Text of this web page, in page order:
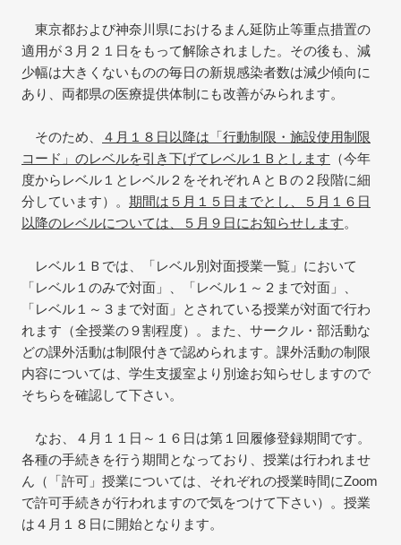
東京都および神奈川県におけるまん延防止等重点措置の
適用が３月２１日をもって解除されました。その後も、減
少幅は大きくないものの毎日の新規感染者数は減少傾向に
あり、両都県の医療提供体制にも改善がみられます。
そのため、
４月１８日以降は「行動制限・施設使用制限
コード」のレベルを引き下げてレベル１Ｂとします （今年
度からレベル１とレベル２をそれぞれＡとＢの２段階に細
分しています）。 期間は５月１５日までとし、５月１６日
以降のレベルについては、５月９日にお知らせします。
レベル１Ｂでは、「レベル別対面授業一覧」において
「レベル１のみで対面」、「レベル１～２まで対面」、
「レベル１～３まで対面」とされている授業が対面で行わ
れます（全授業の９割程度）。また、サークル・部活動な
どの課外活動は制限付きで認められます。課外活動の制限
内容については、学生支援室より別途お知らせしますので
そちらを確認して下さい。
なお、４月１１日～１６日は第１回履修登録期間です。
各種の手続きを行う期間となっており、授業は行われませ
ん（「許可」授業については、それぞれの授業時間にZoom
で許可手続きが行われますので気をつけて下さい）。授業
は４月１８日に開始となります。